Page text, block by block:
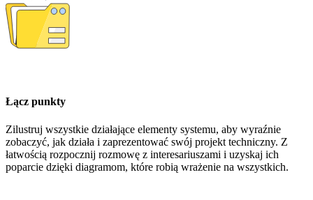
Łącz punkty
Zilustruj wszystkie działające elementy systemu, aby wyraźnie
zobaczyć, jak działa i zaprezentować swój projekt techniczny. Z
łatwością rozpocznij rozmowę z interesariuszami i uzyskaj ich
poparcie dzięki diagramom, które robią wrażenie na wszystkich.